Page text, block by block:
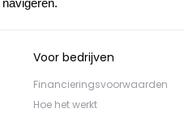
Voor bedrijven
Financieringsvoorwaarden
Hoe het werkt